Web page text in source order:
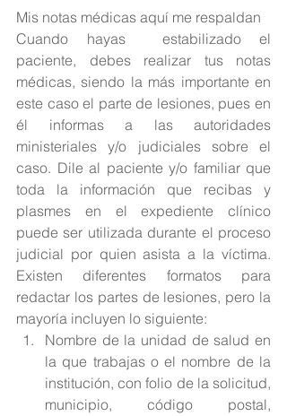
Mis notas médicas aquí me respaldan
Cuando hayas  estabilizado el
paciente, debes realizar tus notas
médicas, siendo la más importante en
este caso el parte de lesiones, pues en
él informas a las autoridades
ministeriales y/o judiciales sobre el
caso. Dile al paciente y/o familiar que
toda la información que recibas y
plasmes en el expediente clínico
puede ser utilizada durante el proceso
judicial por quien asista a la víctima.
Existen diferentes formatos para
redactar los partes de lesiones, pero la
mayoría incluyen lo siguiente:
Nombre de la unidad de salud en
la que trabajas o el nombre de la
institución, con folio de la solicitud,
municipio, código postal,